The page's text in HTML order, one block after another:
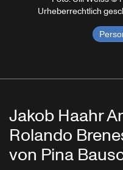
Urheberrechtlich
Jakob Haahr
Rolando
von Pina